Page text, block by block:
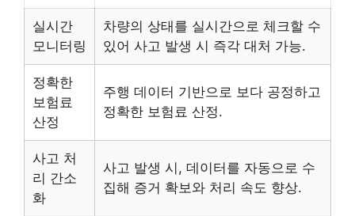
실시간
모니터링
차량의 상태를 실시간으로 체크할 수
있어 사고 발생 시 즉각 대처 가능.
정확한
보험료
산정
주행 데이터 기반으로 보다 공정하고
정확한 보험료 산정.
사고 처
리 간소
화
사고 발생 시, 데이터를 자동으로 수
집해 증거 확보와 처리 속도 향상.